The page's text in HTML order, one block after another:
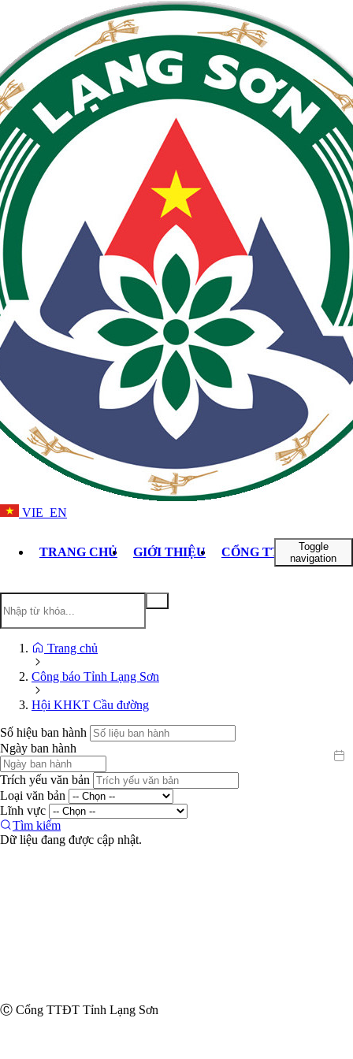
VIE EN
TRANG CHỦ GIỚI THIỆU CỔNG TTĐT TỈNH
Toggle
navigation
Trang chủ
Công báo Tỉnh Lạng Sơn
Hội KHKT Cầu đường
Số hiệu ban hành
Ngày ban hành
Trích yếu văn bản
Loại văn bản
Lĩnh vực
Tìm kiếm
Dữ liệu đang được cập nhật.
Ⓒ Cổng TTĐT Tỉnh Lạng Sơn